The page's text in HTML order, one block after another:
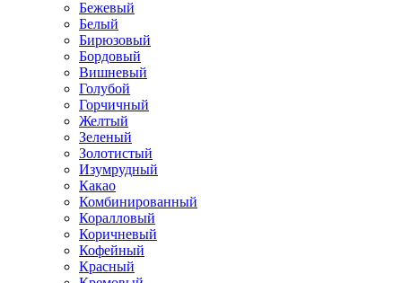
Бежевый
Белый
Бирюзовый
Бордовый
Вишневый
Голубой
Горчичный
Желтый
Зеленый
Золотистый
Изумрудный
Какао
Комбинированный
Коралловый
Коричневый
Кофейный
Красный